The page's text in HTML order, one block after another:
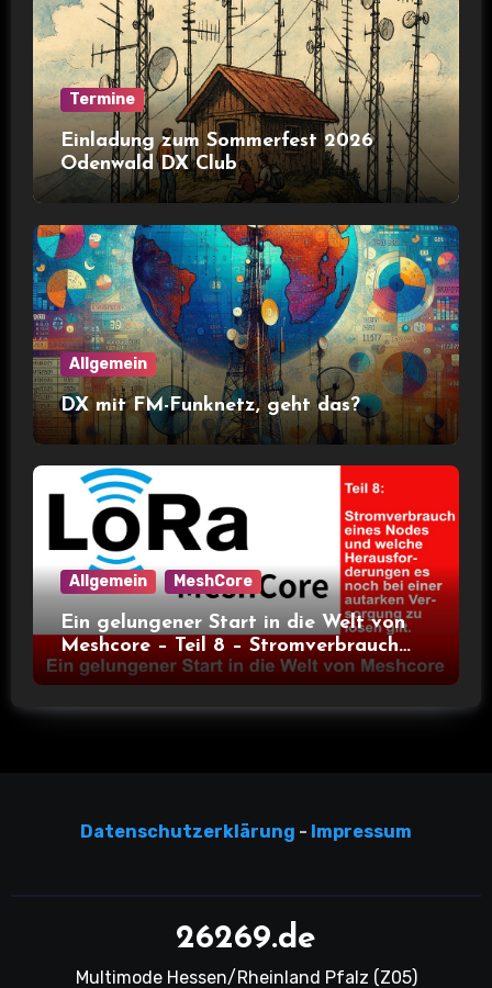
Termine
Einladung zum Sommerfest 2026
Odenwald DX Club
Allgemein
DX mit FM-Funknetz, geht das?
Allgemein MeshCore
Ein gelungener Start in die Welt von
Meshcore – Teil 8 – Stromverbrauch
bei verschiedenen Nodes
Datenschutzerklärung - Impressum
26269.de
Multimode Hessen/Rheinland Pfalz (Z05)